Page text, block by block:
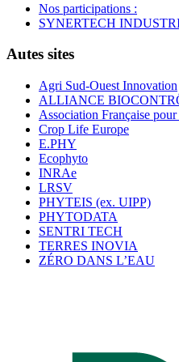
Nos participations :
SYNERTECH
Autes sites
Agri Sud-Ouest Innovation
ALLIANCE
Association Française
Crop Life Europe
E.PHY
Ecophyto
INRAe
LRSV
PHYTEIS (ex. UIPP)
PHYTODATA
SENTRI TECH
TERRES INOVIA
ZÉRO DANS L’EAU